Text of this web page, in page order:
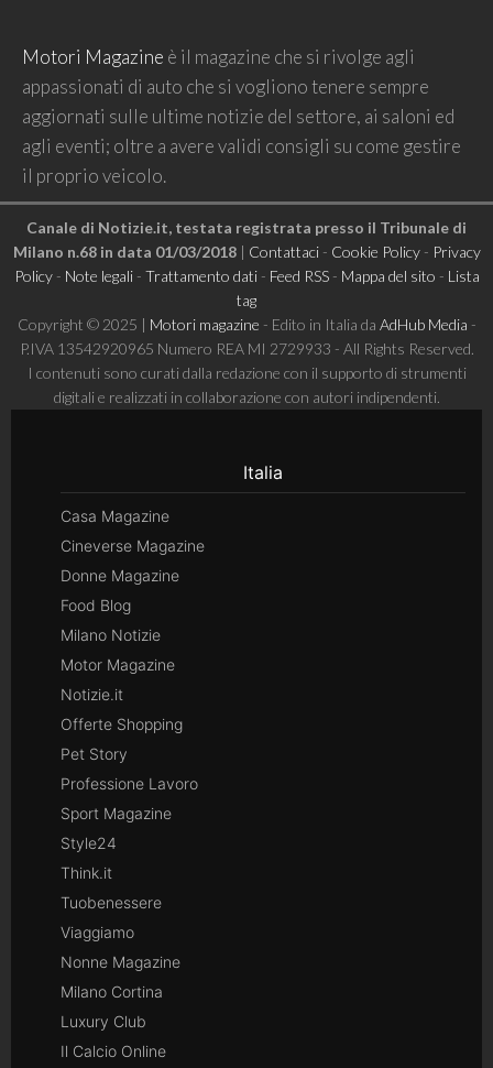
Motori Magazine è il magazine che si rivolge agli
appassionati di auto che si vogliono tenere sempre
aggiornati sulle ultime notizie del settore, ai saloni ed
agli eventi; oltre a avere validi consigli su come gestire
il proprio veicolo.
Canale di Notizie.it, testata registrata presso il Tribunale di
Milano n.68 in data 01/03/2018| Contattaci- Cookie Policy- Privacy
Policy- Note legali- Trattamento dati- Feed RSS- Mappa del sito - Lista
tag
Copyright © 2025 | Motori magazine - Edito in Italia da AdHub Media -
P.IVA 13542920965 Numero REA MI 2729933 - All Rights Reserved.
I contenuti sono curati dalla redazione con il supporto di strumenti
digitali e realizzati in collaborazione con autori indipendenti.
Italia
Casa Magazine
Cineverse Magazine
Donne Magazine
Food Blog
Milano Notizie
Motor Magazine
Notizie.it
Offerte Shopping
Pet Story
Professione Lavoro
Sport Magazine
Style24
Think.it
Tuobenessere
Viaggiamo
Nonne Magazine
Milano Cortina
Luxury Club
Il Calcio Online